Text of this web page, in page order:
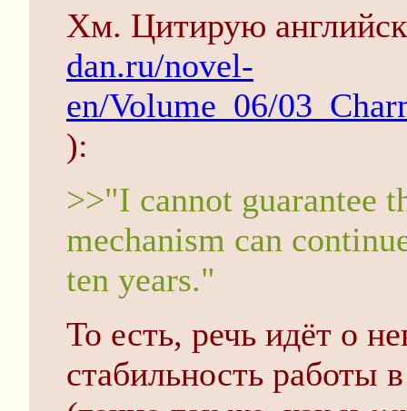
Хм. Цитирую
dan.ru/novel-
en/Volume_06/
):
>>"I cannot guarantee
mechanism can
ten years."
То есть, речь идёт о
стабильность работы